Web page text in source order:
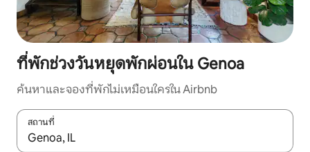
ที่พักช่วงวันหยุดพักผ่อนใน Genoa
ค้นหาและจองที่พักไม่เหมือนใครใน Airbnb
สถานที่
ใช้ลูกศรขึ้นลง หรือใช้การสัมผัสหรือปัด เพื่อสำรวจผลการค้นหา